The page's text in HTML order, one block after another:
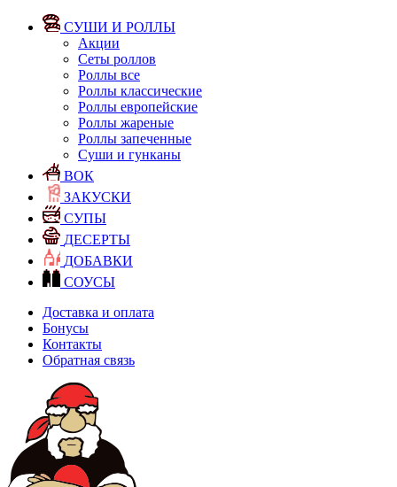
СУШИ И РОЛЛЫ
Акции
Сеты роллов
Роллы все
Роллы классические
Роллы европейские
Роллы жареные
Роллы запеченные
Суши и гунканы
ВОК
ЗАКУСКИ
СУПЫ
ДЕСЕРТЫ
ДОБАВКИ
СОУСЫ
Доставка и оплата
Бонусы
Контакты
Обратная связь